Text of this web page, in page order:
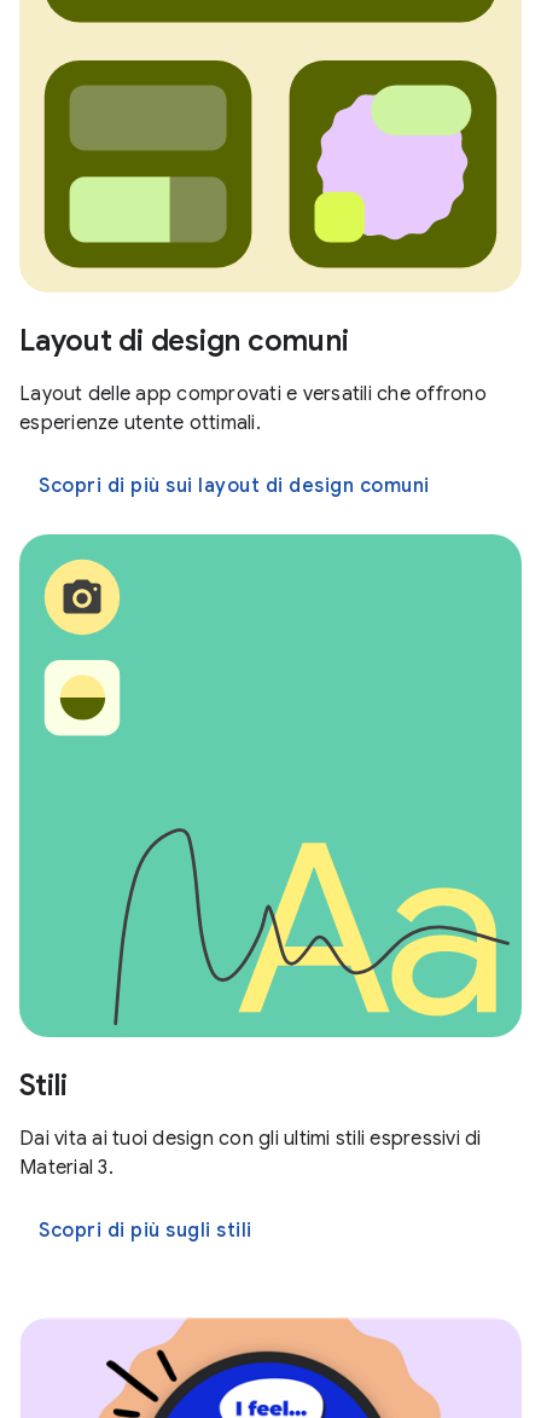
Layout di design comuni
Layout delle app comprovati e versatili che offrono
esperienze utente ottimali.
Scopri di più sui layout di design comuni
Stili
Dai vita ai tuoi design con gli ultimi stili espressivi di
Material 3.
Scopri di più sugli stili